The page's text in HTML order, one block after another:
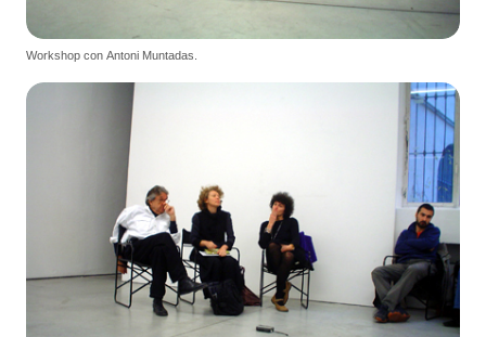
Workshop con Antoni Muntadas.